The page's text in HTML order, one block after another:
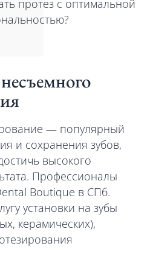
протез с оптимальной
— популярный
и сохранения зубов,
высокого
Профессионалы
Boutique в СПб.
установки на зубы
керамических),